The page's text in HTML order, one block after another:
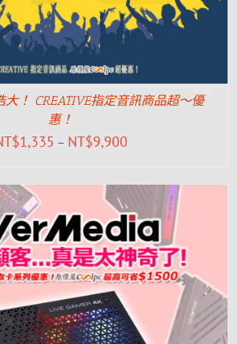
大！ CREATIVE指定音訊商品超～優
惠！
1,335 – NT$9,900